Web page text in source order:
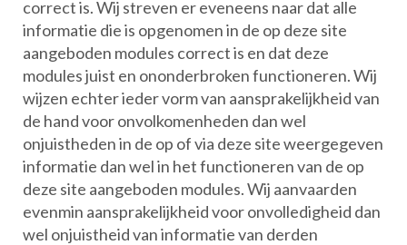
correct is. Wij streven er eveneens naar dat alle
informatie die is opgenomen in de op deze site
aangeboden modules correct is en dat deze
modules juist en ononderbroken functioneren. Wij
wijzen echter ieder vorm van aansprakelijkheid van
de hand voor onvolkomenheden dan wel
onjuistheden in de op of via deze site weergegeven
informatie dan wel in het functioneren van de op
deze site aangeboden modules. Wij aanvaarden
evenmin aansprakelijkheid voor onvolledigheid dan
wel onjuistheid van informatie van derden